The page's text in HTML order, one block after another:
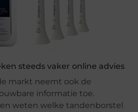
steeds vaker online advies
markt neemt ook de
informatie toe.
weten welke tandenborstel